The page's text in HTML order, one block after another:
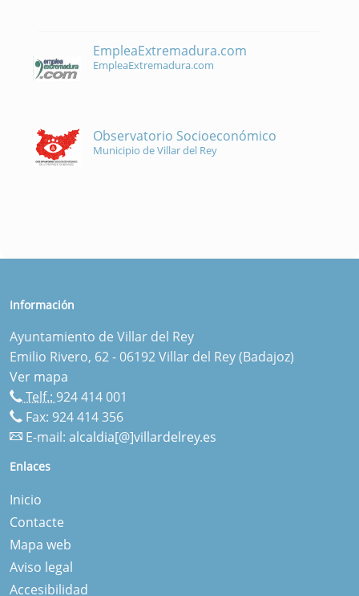
EmpleaExtremadura.com
EmpleaExtremadura.com
Observatorio Socioeconómico
Municipio de Villar del Rey
Información
Ayuntamiento de Villar del Rey
Emilio Rivero, 62 - 06192 Villar del Rey (Badajoz)
Ver mapa
Telf.: 924 414 001
Fax: 924 414 356
E-mail: alcaldia[@]villardelrey.es
Enlaces
Inicio
Contacte
Mapa web
Aviso legal
Accesibilidad